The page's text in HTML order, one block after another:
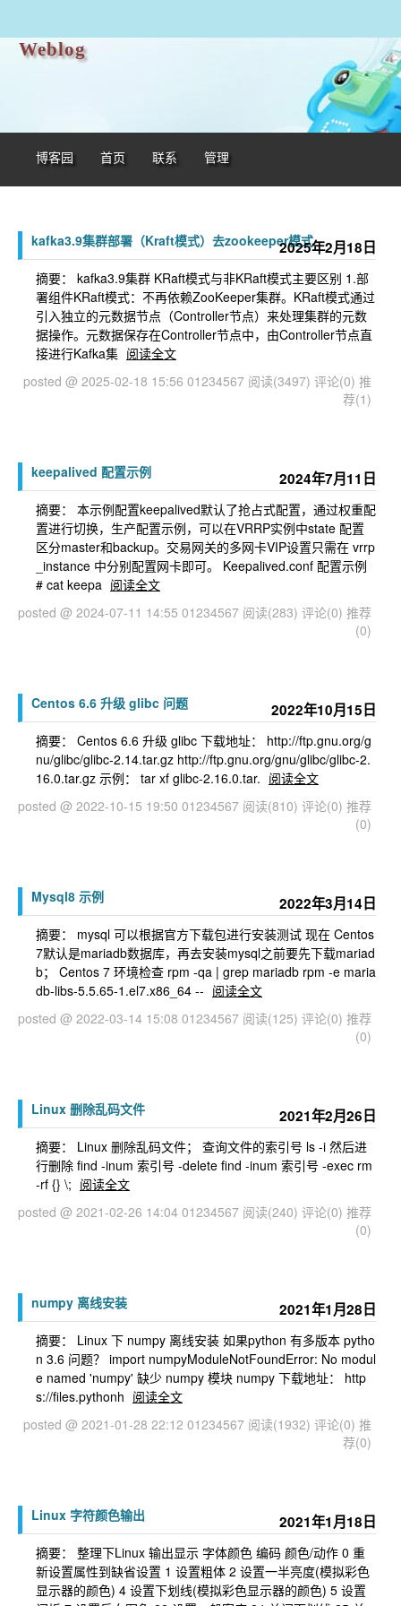
Weblog
博客园 首页 联系 管理
2025年2月18日
kafka3.9集群部署（Kraft模式）去zookeeper模式
摘要： kafka3.9集群 KRaft模式与非KRaft模式主要区别 1.部
署组件KRaft模式：不再依赖ZooKeeper集群。KRaft模式通过
引入独立的元数据节点（Controller节点）来处理集群的元数
据操作。元数据保存在Controller节点中，由Controller节点直
接进行Kafka集 阅读全文
posted @ 2025-02-18 15:56 01234567 阅读(3497) 评论(0) 推
荐(1)
2024年7月11日
keepalived 配置示例
摘要： 本示例配置keepalived默认了抢占式配置，通过权重配
置进行切换，生产配置示例，可以在VRRP实例中state 配置
区分master和backup。交易网关的多网卡VIP设置只需在 vrrp
_instance 中分别配置网卡即可。 Keepalived.conf 配置示例
# cat keepa 阅读全文
posted @ 2024-07-11 14:55 01234567 阅读(283) 评论(0) 推荐
(0)
2022年10月15日
Centos 6.6 升级 glibc 问题
摘要： Centos 6.6 升级 glibc 下载地址： http://ftp.gnu.org/g
nu/glibc/glibc-2.14.tar.gz http://ftp.gnu.org/gnu/glibc/glibc-2.
16.0.tar.gz 示例： tar xf glibc-2.16.0.tar. 阅读全文
posted @ 2022-10-15 19:50 01234567 阅读(810) 评论(0) 推荐
(0)
2022年3月14日
Mysql8 示例
摘要： mysql 可以根据官方下载包进行安装测试 现在 Centos
7默认是mariadb数据库，再去安装mysql之前要先下载mariad
b； Centos 7 环境检查 rpm -qa | grep mariadb rpm -e maria
db-libs-5.5.65-1.el7.x86_64 -- 阅读全文
posted @ 2022-03-14 15:08 01234567 阅读(125) 评论(0) 推荐
(0)
2021年2月26日
Linux 删除乱码文件
摘要： Linux 删除乱码文件； 查询文件的索引号 ls -i 然后进
行删除 find -inum 索引号 -delete find -inum 索引号 -exec rm
-rf {} \; 阅读全文
posted @ 2021-02-26 14:04 01234567 阅读(240) 评论(0) 推荐
(0)
2021年1月28日
numpy 离线安装
摘要： Linux 下 numpy 离线安装 如果python 有多版本 pytho
n 3.6 问题？ import numpyModuleNotFoundError: No modul
e named 'numpy' 缺少 numpy 模块 numpy 下载地址： http
s://files.pythonh 阅读全文
posted @ 2021-01-28 22:12 01234567 阅读(1932) 评论(0) 推
荐(0)
2021年1月18日
Linux 字符颜色输出
摘要： 整理下Linux 输出显示 字体颜色 编码 颜色/动作 0 重
新设置属性到缺省设置 1 设置粗体 2 设置一半亮度(模拟彩色
显示器的颜色) 4 设置下划线(模拟彩色显示器的颜色) 5 设置